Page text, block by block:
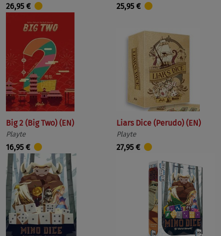
26,95 € 25,95 €
Big 2 (Big Two) (EN)
Playte
16,95 €
Liars Dice (Perudo) (EN)
Playte
27,95 €